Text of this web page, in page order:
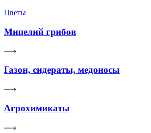
Цветы
Мицелий грибов
Газон, сидераты, медоносы
Агрохимикаты